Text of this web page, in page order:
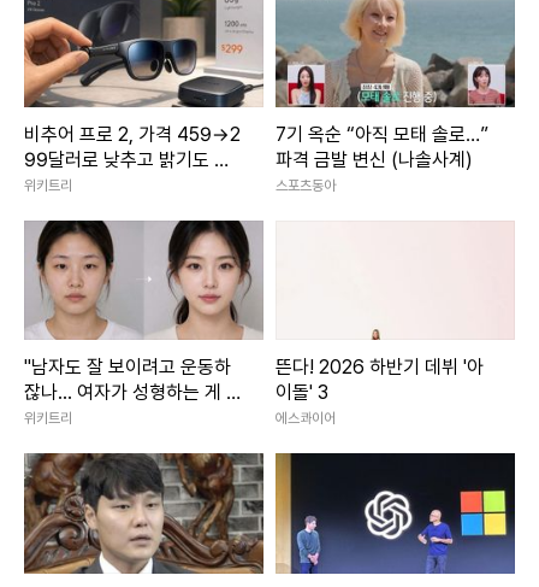
비추어 프로 2, 가격 459→2
99달러로 낮추고 밝기도 올
렸다
위키트리
7기 옥순 “아직 모태 솔로…”
파격 금발 변신 (나솔사계)
스포츠동아
"남자도 잘 보이려고 운동하
잖나... 여자가 성형하는 게 대
체 왜 문제냐"
위키트리
뜬다! 2026 하반기 데뷔 '아
이돌' 3
에스콰이어